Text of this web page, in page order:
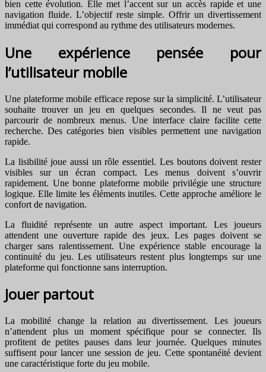
bien cette évolution. Elle met l’accent sur un accès rapide et une
navigation fluide. L’objectif reste simple. Offrir un divertissement
immédiat qui correspond au rythme des utilisateurs modernes.
Une expérience pensée pour
l’utilisateur mobile
Une plateforme mobile efficace repose sur la simplicité. L’utilisateur
souhaite trouver un jeu en quelques secondes. Il ne veut pas
parcourir de nombreux menus. Une interface claire facilite cette
recherche. Des catégories bien visibles permettent une navigation
rapide.
La lisibilité joue aussi un rôle essentiel. Les boutons doivent rester
visibles sur un écran compact. Les menus doivent s’ouvrir
rapidement. Une bonne plateforme mobile privilégie une structure
logique. Elle limite les éléments inutiles. Cette approche améliore le
confort de navigation.
La fluidité représente un autre aspect important. Les joueurs
attendent une ouverture rapide des jeux. Les pages doivent se
charger sans ralentissement. Une expérience stable encourage la
continuité du jeu. Les utilisateurs restent plus longtemps sur une
plateforme qui fonctionne sans interruption.
Jouer partout
La mobilité change la relation au divertissement. Les joueurs
n’attendent plus un moment spécifique pour se connecter. Ils
profitent de petites pauses dans leur journée. Quelques minutes
suffisent pour lancer une session de jeu. Cette spontanéité devient
une caractéristique forte du jeu mobile.